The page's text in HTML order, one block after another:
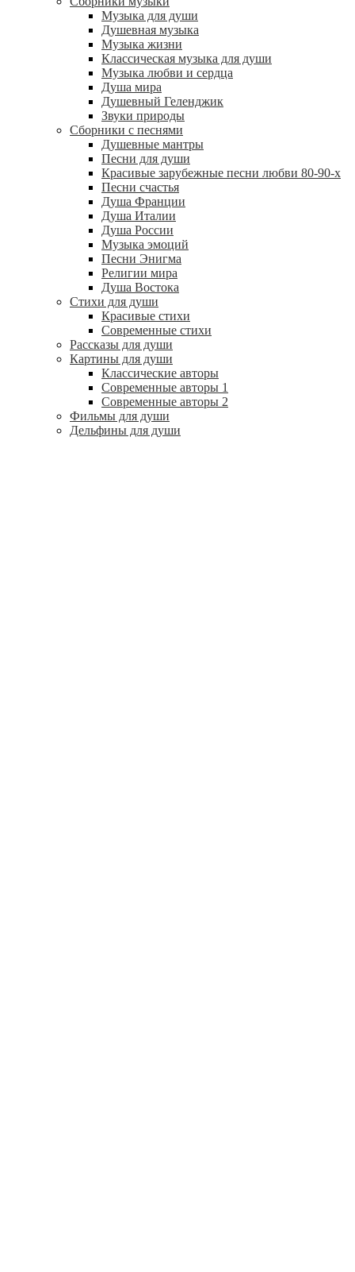
Музыка для души
Душевная музыка
Музыка жизни
Классическая музыка для души
Музыка любви и сердца
Душа мира
Душевный Геленджик
Звуки природы
Сборники с песнями
Душевные мантры
Песни для души
Красивые зарубежные песни любви 80-90-х
Песни счастья
Душа Франции
Душа Италии
Душа России
Музыка эмоций
Песни Энигма
Религии мира
Душа Востока
Стихи для души
Красивые стихи
Современные стихи
Рассказы для души
Картины для души
Классические авторы
Современные авторы 1
Современные авторы 2
Фильмы для души
Дельфины для души